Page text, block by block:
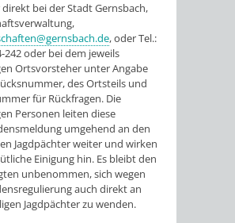
bei der Stadt Gernsbach,
, oder Tel.:
242 oder bei dem jeweils
Ortsvorsteher unter Angabe
des Ortsteils und
für Rückfragen. Die
Personen leiten diese
umgehend an den
Jagdpächter weiter und wirken
Einigung hin. Es bleibt den
unbenommen, sich wegen
auch direkt an
Jagdpächter zu wenden.